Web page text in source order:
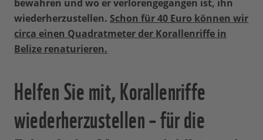
bewahren und wo er verlorengegangen ist, ihn
wiederherzustellen. Schon für 40 Euro können wir
circa einen Quadratmeter der Korallenriffe in
Belize renaturieren.
Helfen Sie mit, Korallenriffe
wiederherzustellen – für die